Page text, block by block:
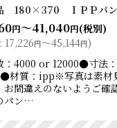
180×370 ＩＰＰパ
円～41,040円(税別)
: 17,226円～45,144円)
4000 or 12000●寸法
材質：ipp※写真は素材
お間違えのないようご
パン…